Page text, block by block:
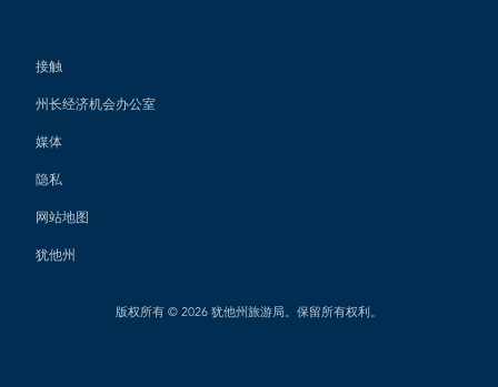
接触
州长经济机会办公室
媒体
隐私
网站地图
犹他州
版权所有 © 2026 犹他州旅游局。保留所有权利。